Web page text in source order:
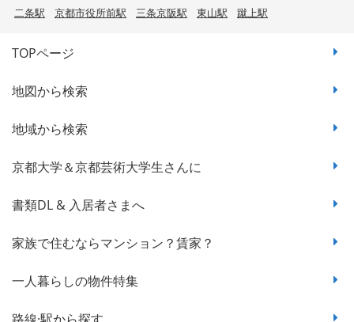
二条駅 京都市役所前駅 三条京阪駅 東山駅 蹴上駅
TOPページ
地図から検索
地域から検索
京都大学＆京都芸術大学生さんに
書類DL & 入居者さまへ
家族で住むならマンション？賃家？
一人暮らしの物件特集